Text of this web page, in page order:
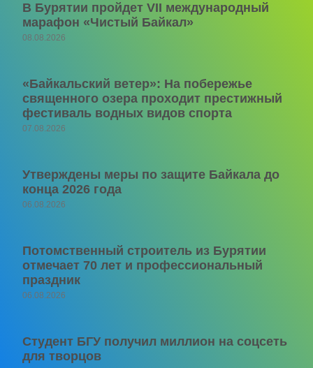
В Бурятии пройдет VII международный
марафон «Чистый Байкал»
08.08.2026
«Байкальский ветер»: На побережье
священного озера проходит престижный
фестиваль водных видов спорта
07.08.2026
Утверждены меры по защите Байкала до
конца 2026 года
06.08.2026
Потомственный строитель из Бурятии
отмечает 70 лет и профессиональный
праздник
06.08.2026
Студент БГУ получил миллион на соцсеть
для творцов